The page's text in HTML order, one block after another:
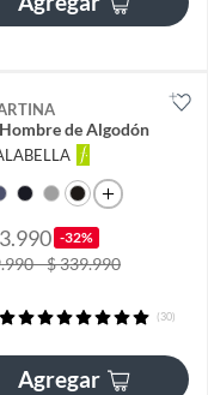
de Algodón
-32%
- $ 339.990
(30)
Agregar